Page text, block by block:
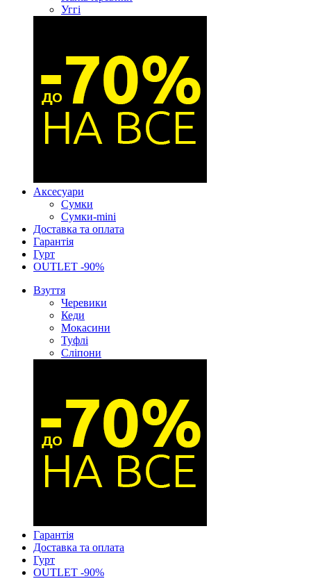
Уггі
Аксесуари
Сумки
Сумки-mini
Доставка та оплата
Гарантія
Гурт
OUTLET -90%
Взуття
Черевики
Кеди
Мокасини
Туфлі
Сліпони
Гарантія
Доставка та оплата
Гурт
OUTLET -90%